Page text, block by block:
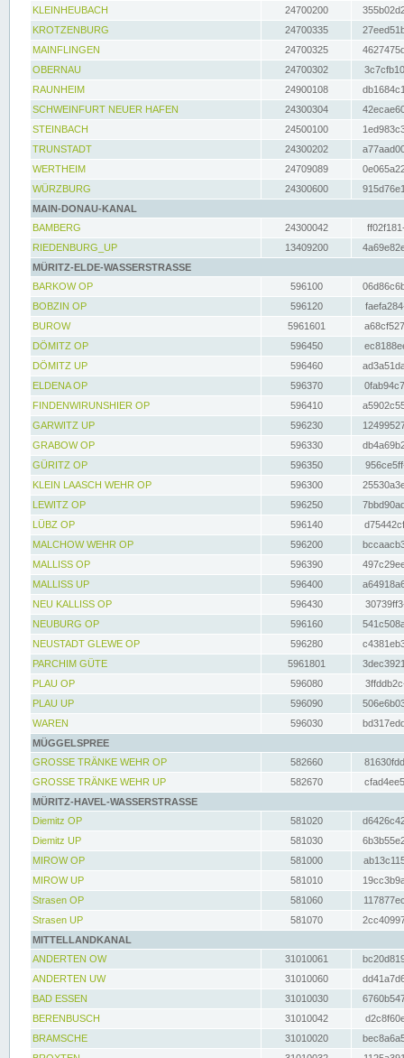
KLEINHEUBACH 24700200
KROTZENBURG
24700335
MAINFLINGEN
24700325
OBERNAU
24700302
RAUNHEIM
24900108
SCHWEINFURT NEUER HAFEN
24300304
STEINBACH
24500100
TRUNSTADT
24300202
WERTHEIM
24709089
WÜRZBURG
24300600
MAIN-DONAU-KANAL
BAMBERG
24300042
RIEDENBURG_UP
13409200
MÜRITZ-ELDE-WASSERSTRASSE
BARKOW OP
596100
BOBZIN OP
596120
BUROW
5961601
DÖMITZ OP
596450
DÖMITZ UP
596460
ELDENA OP
596370
FINDENWIRUNSHIER OP
596410
GARWITZ UP
596230
GRABOW OP
596330
GÜRITZ OP
596350
KLEIN LAASCH WEHR OP
596300
LEWITZ OP
596250
LÜBZ OP
596140
MALCHOW WEHR OP
596200
MALLISS OP
596390
MALLISS UP
596400
NEU KALLISS OP
596430
NEUBURG OP
596160
NEUSTADT GLEWE OP
596280
PARCHIM GÜTE
5961801
PLAU OP
596080
PLAU UP
596090
WAREN
596030
MÜGGELSPREE
GROSSE TRÄNKE WEHR OP
582660
GROSSE TRÄNKE WEHR UP
582670
MÜRITZ-HAVEL-WASSERSTRASSE
Diemitz OP
581020
Diemitz UP
581030
MIROW OP
581000
MIROW UP
581010
Strasen OP
581060
Strasen UP
581070
MITTELLANDKANAL
ANDERTEN OW
31010061
ANDERTEN UW
31010060
BAD ESSEN
31010030
BERENBUSCH
31010042
BRAMSCHE
31010020